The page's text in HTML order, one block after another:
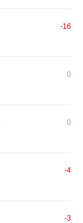
-16
0
0
-4
-3